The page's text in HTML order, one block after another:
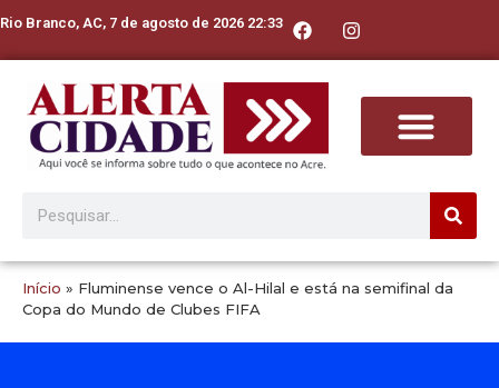
Rio Branco, AC, 7 de agosto de 2026 22:33
Início » Fluminense vence o Al-Hilal e está na semifinal da
Copa do Mundo de Clubes FIFA